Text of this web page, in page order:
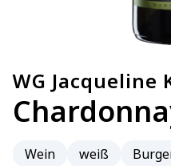
WG Jacqueline
Wein weiß